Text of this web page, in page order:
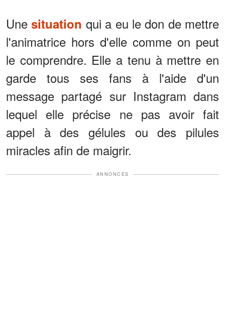
Unesituation qui a eu le don de mettre
l'animatrice hors d'elle comme on peut
le comprendre. Elle a tenu à mettre en
garde tous ses fans à l'aide d'un
message partagé sur Instagram dans
lequel elle précise ne pas avoir fait
appel à des gélules ou des pilules
miracles afin de maigrir.
ANNONCES